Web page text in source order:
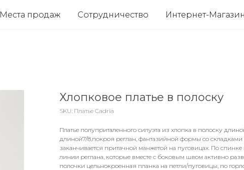
Места продаж Сотрудничество Интернет-Магазин
Хлопковое платье в полоску
SKU: Платье Cadria
Платье полуприталенного силуэта из хлопка в полоску
длиной7/8,покроя реглан, фантазийной формы со
заканчивается притачной манжетой на пуговицах. По
линии реглана, которые вместе с боковым швом активно
полочки цельнокроенная планка на петли/пуговицы, по